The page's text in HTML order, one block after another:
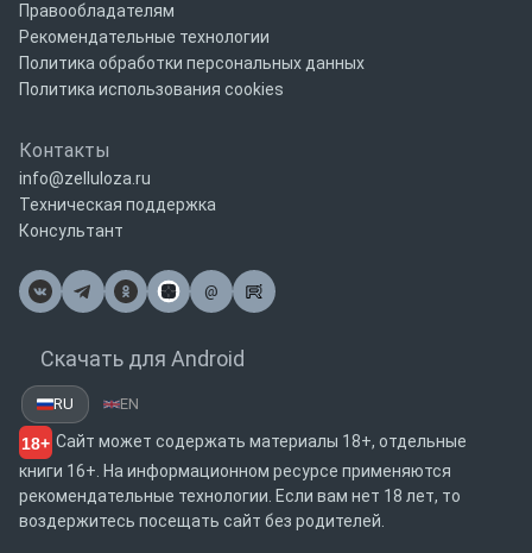
Правообладателям
Рекомендательные технологии
Политика обработки персональных данных
Политика использования cookies
Контакты
info@zelluloza.ru
Техническая поддержка
Консультант
@
Почта
Скачать для Android
RU EN
18+ Сайт может содержать материалы 18+, отдельные
книги 16+. На информационном ресурсе применяются
рекомендательные технологии. Если вам нет 18 лет, то
воздержитесь посещать сайт без родителей.